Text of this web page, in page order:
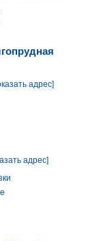
адрес]
адрес]